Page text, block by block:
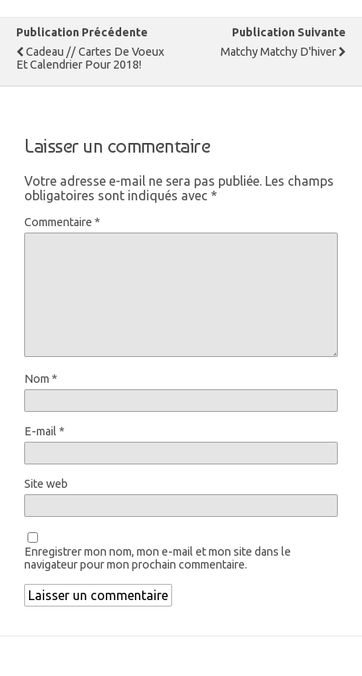
Publication Précédente
Cadeau // Cartes De Voeux
Et Calendrier Pour 2018!
Publication Suivante
Matchy Matchy D'hiver
Laisser un commentaire
Votre adresse e-mail ne sera pas publiée. Les champs
obligatoires sont indiqués avec *
Commentaire *
Nom *
E-mail *
Site web
Enregistrer mon nom, mon e-mail et mon site dans le
navigateur pour mon prochain commentaire.